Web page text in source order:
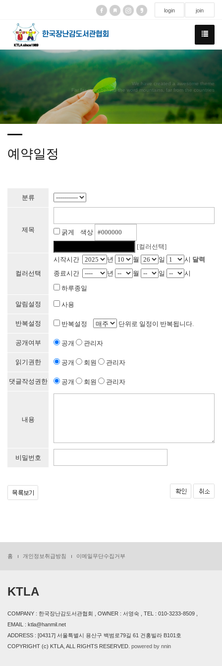
login join
We have created a awesome theme
Far far away,behind the word mountains, far from the countries
예약일정
분류
제목
굵게 색상
[컬러선택]
컬러선택
시작시간 년 월 일 시 달력
종료시간
년 월 일
시
하루종일
알림설정 사용
반복설정 반복설정 단위로 일정이 반복됩니다.
공개여부 공개 관리자
읽기권한 공개 회원 관리자
댓글작성권한 공개 회원 관리자
내용
비밀번호
홈 개인정보취급방침 이메일무단수집거부
KTLA
COMPANY : 한국장난감도서관협회 , OWNER : 서영숙 , TEL : 010-3233-8509 ,
EMAIL : ktla@hanmil.net
ADDRESS : [04317] 서울특별시 용산구 백범로79길 61 건홍빌라 B101호
COPYRIGHT (c) KTLA, ALL RIGHTS RESERVED. powered by nnin